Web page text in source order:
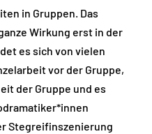
in Gruppen. Das
Wirkung erst in der
es sich von vielen
vor der Gruppe,
der Gruppe und es
Stegreif­inszenierung